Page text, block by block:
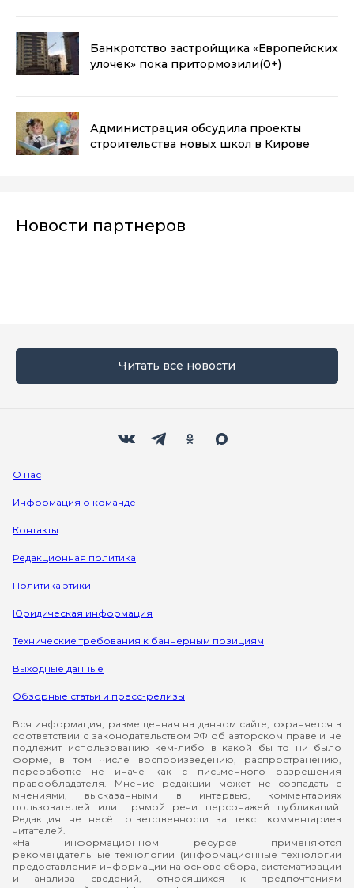
Банкротство застройщика «Европейских
улочек» пока притормозили(0+)
Администрация обсудила проекты
строительства новых школ в Кирове
Новости партнеров
Читать все новости
О нас
Информация о команде
Контакты
Редакционная политика
Политика этики
Юридическая информация
Технические требования к баннерным позициям
Выходные данные
Обзорные статьи и пресс-релизы
Вся информация, размещенная на данном сайте, охраняется в
соответствии с законодательством РФ об авторском праве и не
подлежит использованию кем-либо в какой бы то ни было
форме, в том числе воспроизведению, распространению,
переработке не иначе как с письменного разрешения
правообладателя. Мнение редакции может не совпадать с
мнениями, высказанными в интервью, комментариях
пользователей или прямой речи персонажей публикаций.
Редакция не несёт ответственности за текст комментариев
читателей.
«На информационном ресурсе применяются
рекомендательные технологии (информационные технологии
предоставления информации на основе сбора, систематизации
и анализа сведений, относящихся к предпочтениям